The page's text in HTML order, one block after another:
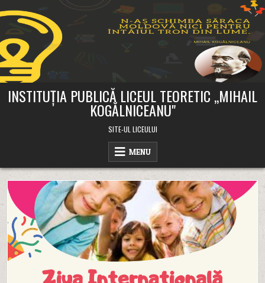
to
INSTITUȚIA PUBLICĂ LICEUL TEORETIC ,,MIHAIL
KOGĂLNICEANU"
SITE-UL LICEULUI
MENU